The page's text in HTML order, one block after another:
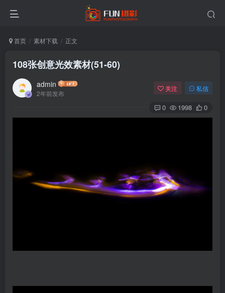
首页 素材下载 正文
108张创意光效素材(51-60)
admin
2年前发布
关注 私信
0 1998 0